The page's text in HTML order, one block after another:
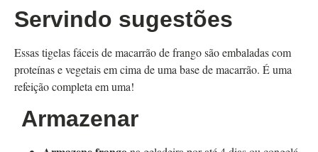
Servindo sugestões
Essas tigelas fáceis de macarrão de frango são embaladas com
proteínas e vegetais em cima de uma base de macarrão. É uma
refeição completa em uma!
Armazenar